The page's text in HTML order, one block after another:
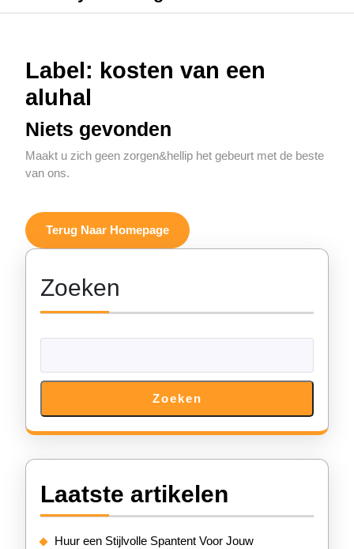
Label: kosten van een
aluhal
Niets gevonden
Maakt u zich geen zorgen&hellip het gebeurt met de beste
van ons.
Terug Naar HomepageTerug
Naar
Zoeken
Zoeken
Laatste artikelen
Huur een Stijlvolle Spantent Voor Jouw